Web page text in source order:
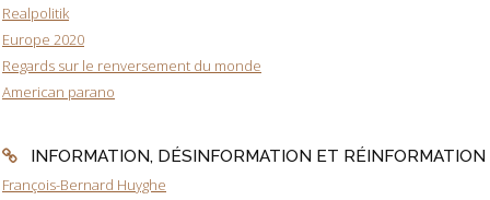
Realpolitik
Europe 2020
Regards sur le renversement du monde
American parano
INFORMATION, DÉSINFORMATION ET RÉINFORMATION
François-Bernard Huyghe